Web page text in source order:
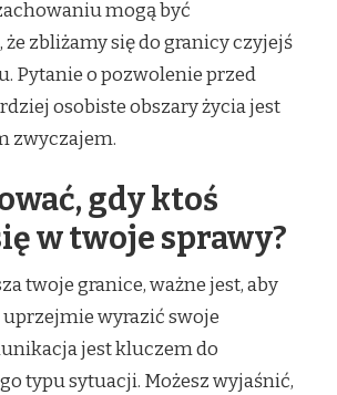
mogą być
zbliżamy się do granicy czyjejś
Pytanie o pozwolenie przed
osobiste obszary życia jest
zwyczajem.
gdy ktoś
w twoje sprawy?
twoje granice, ważne jest, aby
uprzejmie wyrazić swoje
jest kluczem do
typu sytuacji. Możesz wyjaśnić,